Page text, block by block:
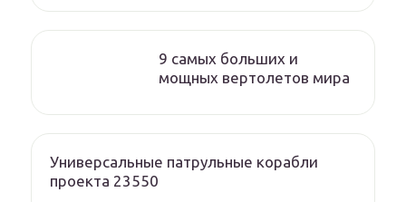
9 самых больших и
мощных вертолетов мира
Универсальные патрульные корабли
проекта 23550